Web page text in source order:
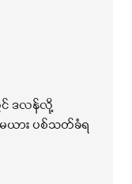
ဒလန်လို့
ား ပစ်သတ်ခံရ